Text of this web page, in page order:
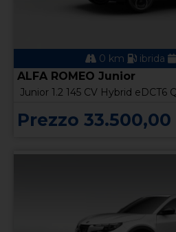
0 km ibrida
ALFA ROMEO Junior
Junior 1.2 145 CV Hybrid eDCT6
Prezzo